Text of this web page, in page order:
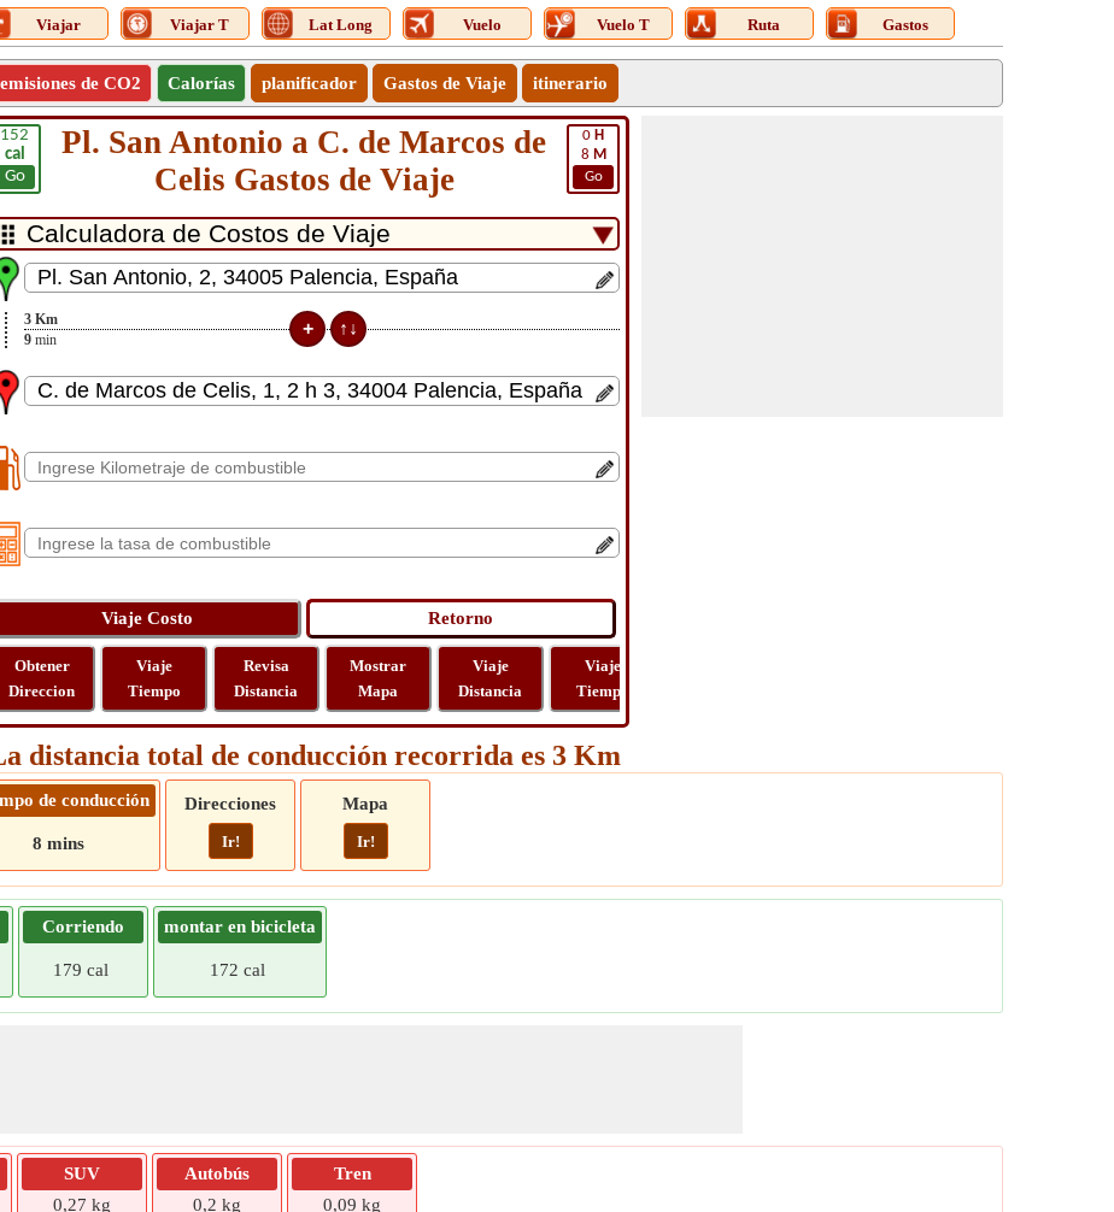
Viajar Viajar T Lat Long Vuelo Vuelo T Ruta Gastos
emisiones de CO2 Calorías planificador Gastos de Viaje itinerario
152
cal
Go
0 H
8 M
Go
Pl. San Antonio a C. de Marcos de
Celis Gastos de Viaje
3 Km
9 min
Obtener
Direccion
Viaje
Tiempo
Revisa
Distancia
Mostrar
Mapa
Viaje
Distancia
Viaje
Tiempo
distancia total de conducción recorrida es 3 Km
de conducción
8 mins
Direcciones
Ir!
Mapa
Ir!
Corriendo
179 cal
montar en bicicleta
172 cal
SUV
0,27 kg
Autobús
0,2 kg
Tren
0,09 kg